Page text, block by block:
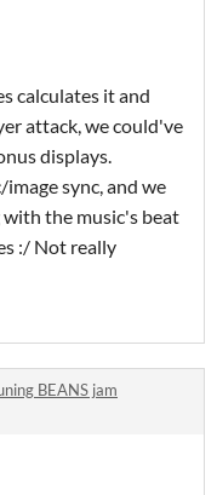
calculates it and
attack, we could've
displays.
sync, and we
the music's beat
:/ Not really
BEANS jam